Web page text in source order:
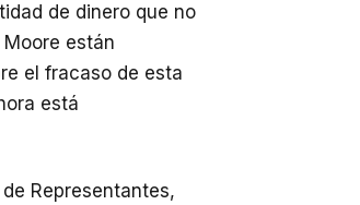
de dinero que no
están
el fracaso de esta
está
Representantes,